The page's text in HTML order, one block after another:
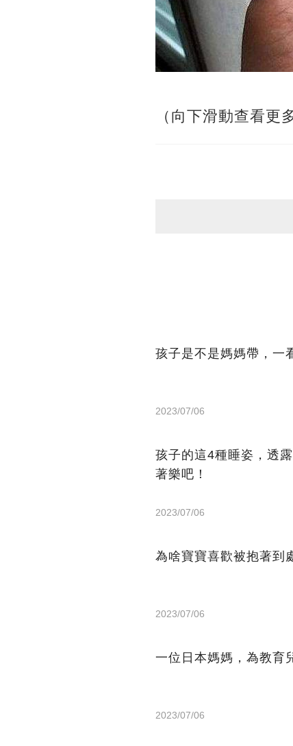
（向下滑動查看更
孩子是不是媽媽帶，一
2023/07/06
孩子的這4種睡姿，透
著樂吧！
2023/07/06
為啥寶寶喜歡被抱著到
2023/07/06
一位日本媽媽，為教育
2023/07/06